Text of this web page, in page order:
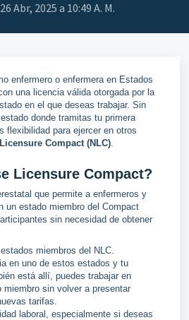
Abr, 2025 a 10:49 A. M.
enfermero o enfermera en Estados
una licencia válida otorgada por la
en el que deseas trabajar. Sin
donde tramitas tu primera
flexibilidad para ejercer en otros
Compact (NLC).
Licensure Compact?
que permite a enfermeros y
un estado miembro del Compact
sin necesidad de obtener
miembros del NLC.
en uno de estos estados y tu
está allí, puedes trabajar en
miembro sin volver a presentar
tarifas.
laboral, especialmente si deseas